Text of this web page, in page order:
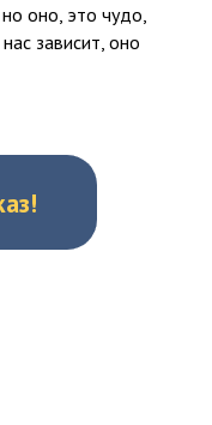
оно, это чудо,
зависит, оно